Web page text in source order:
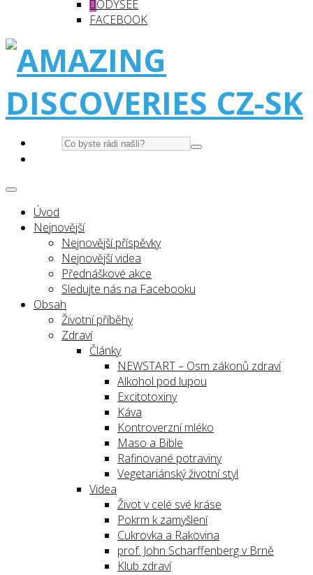
ODYSEE
FACEBOOK
Úvod
Nejnovější
Nejnovější příspěvky
Nejnovější videa
Přednáškové akce
Sledujte nás na Facebooku
Obsah
Životní příběhy
Zdraví
Články
NEWSTART – Osm zákonů zdraví
Alkohol pod lupou
Excitotoxiny
Káva
Kontroverzní mléko
Maso a Bible
Rafinované potraviny
Vegetariánský životní styl
Videa
Život v celé své kráse
Pokrm k zamyšlení
Cukrovka a Rakovina
prof. John Scharffenberg v Brně
Klub zdraví